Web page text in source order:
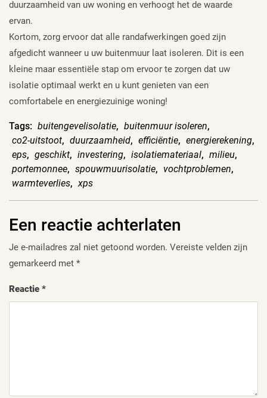
duurzaamheid van uw woning en verhoogt het de waarde
ervan.
Kortom, zorg ervoor dat alle randafwerkingen goed zijn
afgedicht wanneer u uw buitenmuur laat isoleren. Dit is een
kleine maar essentiële stap om ervoor te zorgen dat uw
isolatie optimaal werkt en u kunt genieten van een
comfortabele en energiezuinige woning!
Tags: buitengevelisolatie, buitenmuur isoleren,
co2-uitstoot, duurzaamheid, efficiëntie, energierekening,
eps, geschikt, investering, isolatiemateriaal, milieu,
portemonnee, spouwmuurisolatie, vochtproblemen,
warmteverlies, xps
Een reactie achterlaten
Je e-mailadres zal niet getoond worden. Vereiste velden zijn
gemarkeerd met *
Reactie *